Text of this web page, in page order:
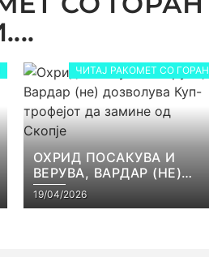
ЧИТАЈ РАКОМЕТ СО ГОРАН
ОХРИД ПОСАКУВА И
ВЕРУВА, ВАРДАР (НЕ)
ДОЗВОЛУВА КУП-
ТРОФЕЈОТ ДА ЗАМИНЕ
19/04/2026